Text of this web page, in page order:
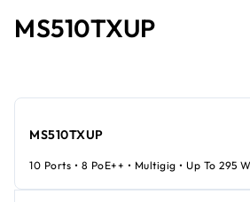
MS510TXUP
MS510TXUP
10 Ports • 8 PoE++ • Multigig • Up To 295 W